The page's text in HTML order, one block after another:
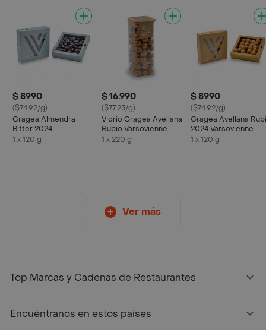
$ 8990
($74.92/g)
Gragea Almendra
Bitter 2024
Varsovienne
1 x 120 g
$ 16.990
($77.23/g)
Vidrio Gragea Avellana
Rubio Varsovienne
1 x 220 g
$ 8990
($74.92/g)
Gragea Avellana
2024 Varsovienne
1 x 120 g
Ver más
Top Marcas y Cadenas de Restaurantes
Encuéntranos en estos países